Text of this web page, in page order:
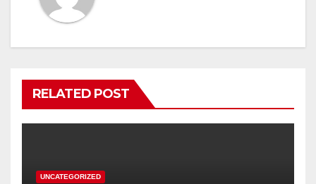
RELATED POST
UNCATEGORIZED